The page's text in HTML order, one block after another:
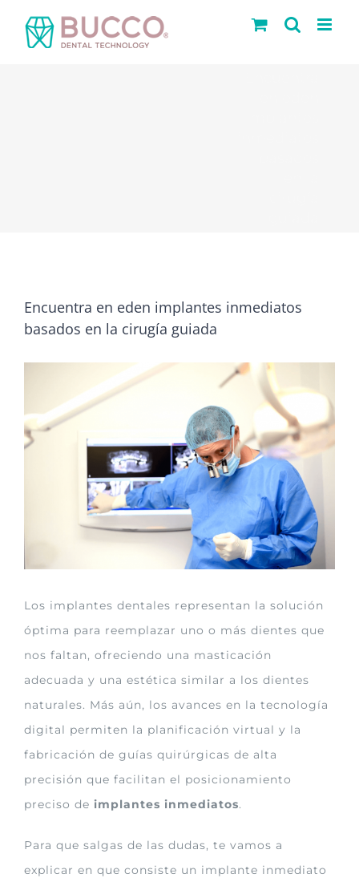
Encuentra en eden implantes inmediatos
basados en la cirugía guiada
imagen
más
grande
Los implantes dentales representan la solución
óptima para reemplazar uno o más dientes que
nos faltan, ofreciendo una masticación
adecuada y una estética similar a los dientes
naturales. Más aún, los avances en la tecnología
digital permiten la planificación virtual y la
fabricación de guías quirúrgicas de alta
precisión que facilitan el posicionamiento
preciso de implantes inmediatos.
Para que salgas de las dudas, te vamos a
explicar en que consiste un implante inmediato